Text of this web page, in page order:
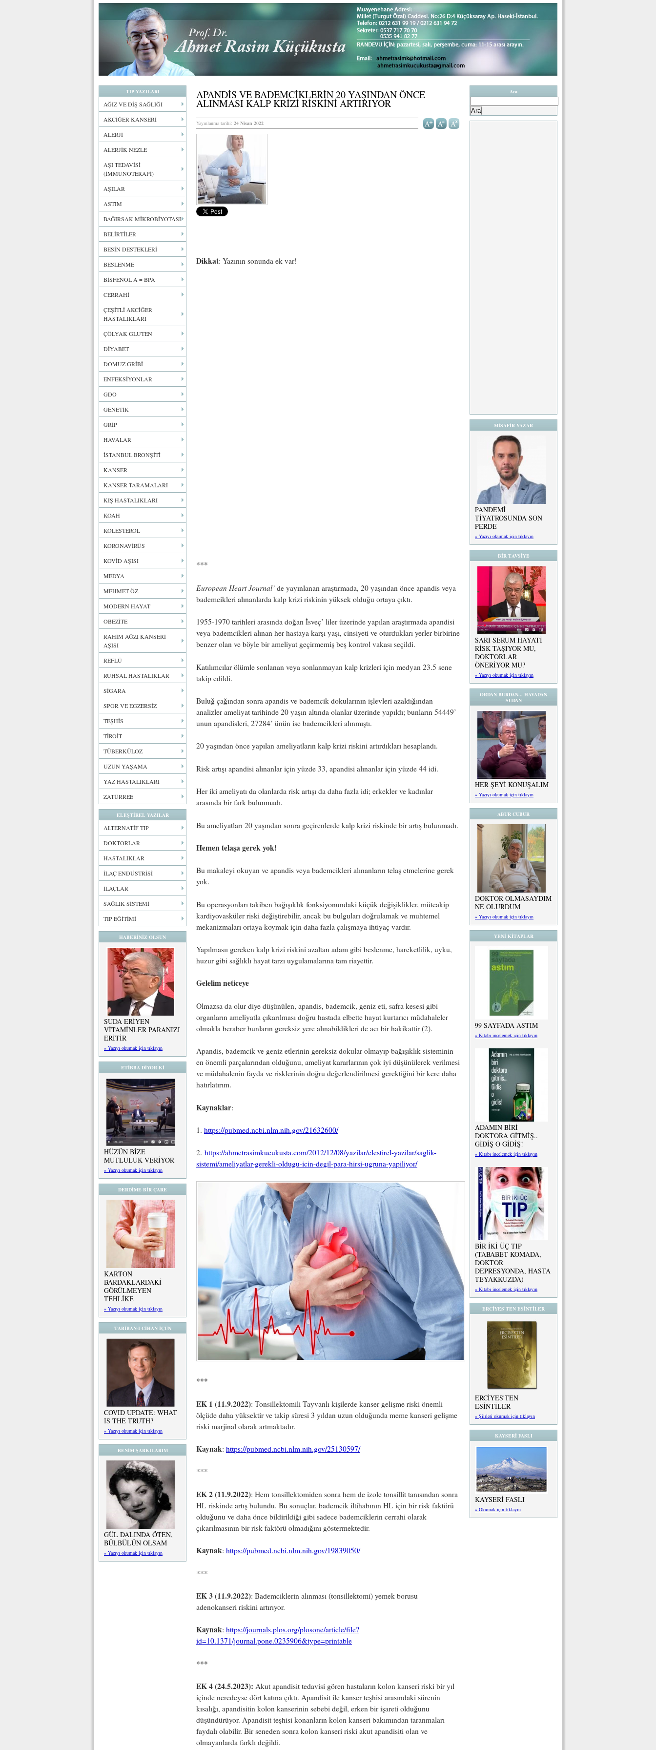
TIP YAZILARI
AĞIZ VE DİŞ SAĞLIĞI
AKCİĞER KANSERİ
ALERJİ
ALERJİK NEZLE
AŞI TEDAVİSİ
(İMMUNOTERAPİ)
AŞILAR
ASTIM
BAĞIRSAK MİKROBİYOTASI
BELİRTİLER
BESİN DESTEKLERİ
BESLENME
BİSFENOL A = BPA
CERRAHİ
ÇEŞİTLİ AKCİĞER
HASTALIKLARI
ÇÖLYAK GLUTEN
DİYABET
DOMUZ GRİBİ
ENFEKSİYONLAR
GDO
GENETİK
GRİP
HAVALAR
İSTANBUL BRONŞİTİ
KANSER
KANSER TARAMALARI
KIŞ HASTALIKLARI
KOAH
KOLESTEROL
KORONAVİRÜS
KOVİD AŞISI
MEDYA
MEHMET ÖZ
MODERN HAYAT
OBEZİTE
RAHİM AĞZI KANSERİ
AŞISI
REFLÜ
RUHSAL HASTALIKLAR
SİGARA
SPOR VE EGZERSİZ
TEŞHİS
TİROİT
TÜBERKÜLOZ
UZUN YAŞAMA
YAZ HASTALIKLARI
ZATÜRREE
ELEŞTİREL YAZILAR
ALTERNATİF TIP
DOKTORLAR
HASTALIKLAR
İLAÇ ENDÜSTRİSİ
İLAÇLAR
SAĞLIK SİSTEMİ
TIP EĞİTİMİ
HABERİNİZ OLSUN
SUDA ERİYEN
VİTAMİNLER PARANIZI
ERİTİR
» Yazıyı okumak için tıklayın
ETİBBA DİYOR Kİ
HÜZÜN BİZE
MUTLULUK VERİYOR
» Yazıyı okumak için tıklayın
DERDİME BİR ÇARE
KARTON
BARDAKLARDAKİ
GÖRÜLMEYEN
TEHLİKE
» Yazıyı okumak için tıklayın
TABİBAN-I CİHAN İÇÜN
COVID UPDATE: WHAT
IS THE TRUTH?
» Yazıyı okumak için tıklayın
BENİM ŞARKILARIM
GÜL DALINDA ÖTEN,
BÜLBÜLÜN OLSAM
» Yazıyı okumak için tıklayın
APANDİS VE BADEMCİKLERİN 20 YAŞINDAN ÖNCE
ALINMASI KALP KRİZİ RİSKİNİ ARTIRIYOR
Yayınlanma tarihi: 24 Nisan 2022
Dikkat: Yazının sonunda ek var!
***
European Heart Journal’ de yayınlanan araştırmada, 20 yaşından önce apandis veya
bademcikleri alınanlarda kalp krizi riskinin yüksek olduğu ortaya çıktı.
1955-1970 tarihleri arasında doğan İsveç’ liler üzerinde yapılan araştırmada apandisi
veya bademcikleri alınan her hastaya karşı yaşı, cinsiyeti ve oturdukları yerler birbirine
benzer olan ve böyle bir ameliyat geçirmemiş beş kontrol vakası seçildi.
Katılımcılar ölümle sonlanan veya sonlanmayan kalp krizleri için medyan 23.5 sene
takip edildi.
Buluğ çağından sonra apandis ve bademcik dokularının işlevleri azaldığından
analizler ameliyat tarihinde 20 yaşın altında olanlar üzerinde yapıldı; bunların 54449’
unun apandisleri, 27284’ ünün ise bademcikleri alınmıştı.
20 yaşından önce yapılan ameliyatların kalp krizi riskini artırdıkları hesaplandı.
Risk artışı apandisi alınanlar için yüzde 33, apandisi alınanlar için yüzde 44 idi.
Her iki ameliyatı da olanlarda risk artışı da daha fazla idi; erkekler ve kadınlar
arasında bir fark bulunmadı.
Bu ameliyatları 20 yaşından sonra geçirenlerde kalp krizi riskinde bir artış bulunmadı.
Hemen telaşa gerek yok!
Bu makaleyi okuyan ve apandis veya bademcikleri alınanların telaş etmelerine gerek
yok.
Bu operasyonları takiben bağışıklık fonksiyonundaki küçük değişiklikler, müteakip
kardiyovasküler riski değiştirebilir, ancak bu bulguları doğrulamak ve muhtemel
mekanizmaları ortaya koymak için daha fazla çalışmaya ihtiyaç vardır.
Yapılmasıı gereken kalp krizi riskini azaltan adam gibi beslenme, hareketlilik, uyku,
huzur gibi sağlıklı hayat tarzı uygulamalarına tam riayettir.
Gelelim neticeye
Olmazsa da olur diye düşünülen, apandis, bademcik, geniz eti, safra kesesi gibi
organların ameliyatla çıkarılması doğru hastada elbette hayat kurtarıcı müdahaleler
olmakla beraber bunların gereksiz yere alınabildikleri de acı bir hakikattir (2).
Apandis, bademcik ve geniz etlerinin gereksiz dokular olmayıp bağışıklık sisteminin
en önemli parçalarından olduğunu, ameliyat kararlarının çok iyi düşünülerek verilmesi
ve müdahalenin fayda ve risklerinin doğru değerlendirilmesi gerektiğini bir kere daha
hatırlatırım.
Kaynaklar:
1. https://pubmed.ncbi.nlm.nih.gov/21632600/
2. https://ahmetrasimkucukusta.com/2012/12/08/yazilar/elestirel-yazilar/saglik-
sistemi/ameliyatlar-gerekli-oldugu-icin-degil-para-hirsi-ugruna-yapiliyor/
***
EK 1 (11.9.2022): Tonsillektomili Tayvanlı kişilerde kanser gelişme riski önemli
ölçüde daha yüksektir ve takip süresi 3 yıldan uzun olduğunda meme kanseri gelişme
riski marjinal olarak artmaktadır.
Kaynak: https://pubmed.ncbi.nlm.nih.gov/25130597/
***
EK 2 (11.9.2022): Hem tonsillektomiden sonra hem de izole tonsillit tanısından sonra
HL riskinde artış bulundu. Bu sonuçlar, bademcik iltihabının HL için bir risk faktörü
olduğunu ve daha önce bildirildiği gibi sadece bademciklerin cerrahi olarak
çıkarılmasının bir risk faktörü olmadığını göstermektedir.
Kaynak: https://pubmed.ncbi.nlm.nih.gov/19839050/
***
EK 3 (11.9.2022): Bademciklerin alınması (tonsillektomi) yemek borusu
adenokanseri riskini artırıyor.
Kaynak: https://journals.plos.org/plosone/article/file?
id=10.1371/journal.pone.0235906&type=printable
***
EK 4 (24.5.2023): Akut apandisit tedavisi gören hastaların kolon kanseri riski bir yıl
içinde neredeyse dört katına çıktı. Apandisit ile kanser teşhisi arasındaki sürenin
kısalığı, apandisitin kolon kanserinin sebebi değil, erken bir işareti olduğunu
düşündürüyor. Apandisit teşhisi konanların kolon kanseri bakımından taranmaları
faydalı olabilir. Bir seneden sonra kolon kanseri riski akut apandisiti olan ve
olmayanlarda farklı değildi.
Ara
MİSAFİR YAZAR
PANDEMİ
TİYATROSUNDA SON
PERDE
» Yazıyı okumak için tıklayın
BİR TAVSİYE
SARI SERUM HAYATİ
RİSK TAŞIYOR MU,
DOKTORLAR
ÖNERİYOR MU?
» Yazıyı okumak için tıklayın
ORDAN BURDAN... HAVADAN
SUDAN
HER ŞEYİ KONUŞALIM
» Yazıyı okumak için tıklayın
ABUR CUBUR
DOKTOR OLMASAYDIM
NE OLURDUM
» Yazıyı okumak için tıklayın
YENİ KİTAPLAR
99 SAYFADA ASTIM
» Kitabı incelemek için tıklayın
ADAMIN BİRİ
DOKTORA GİTMİŞ..
GİDİŞ O GİDİŞ!
» Kitabı incelemek için tıklayın
BİR İKİ ÜÇ TIP
(TABABET KOMADA,
DOKTOR
DEPRESYONDA, HASTA
TEYAKKUZDA)
» Kitabı incelemek için tıklayın
ERCİYES'TEN ESİNTİLER
ERCİYES'TEN
ESİNTİLER
» Şiirleri okumak için tıklayın
KAYSERİ FASLI
KAYSERİ FASLI
» Okumak için tıklayın